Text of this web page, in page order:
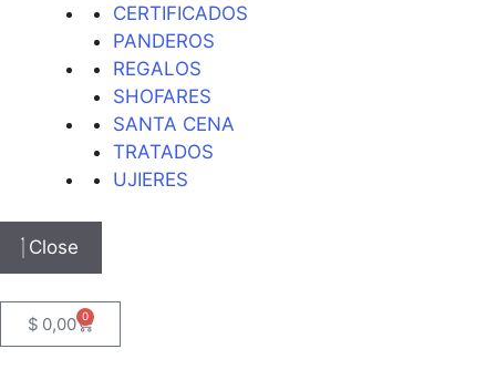
CERTIFICADOS
PANDEROS
REGALOS
SHOFARES
SANTA CENA
TRATADOS
UJIERES
Close
$ 0,00 0